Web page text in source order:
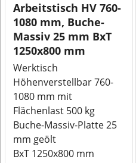
Arbeitstisch HV 760-
1080 mm, Buche-
Massiv 25 mm BxT
1250x800 mm
Werktisch
Höhenverstellbar 760-
1080 mm mit
Flächenlast 500 kg
Buche-Massiv-Platte 25
mm geölt
BxT 1250x800 mm